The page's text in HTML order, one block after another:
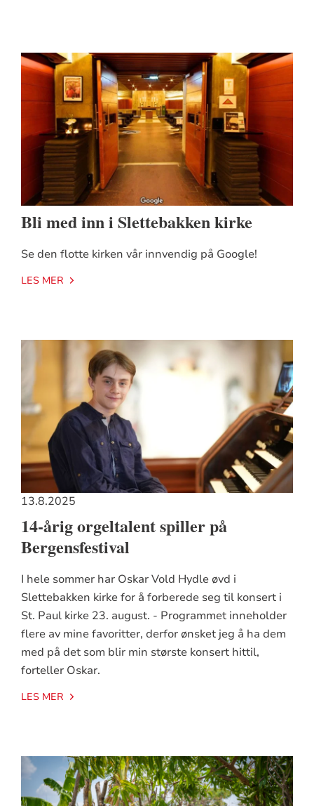
Bli med inn i Slettebakken kirke
Se den flotte kirken vår innvendig på Google!
LES MER
13.8.2025
14-årig orgeltalent spiller på
Bergensfestival
I hele sommer har Oskar Vold Hydle øvd i
Slettebakken kirke for å forberede seg til konsert i
St. Paul kirke 23. august. - Programmet inneholder
flere av mine favoritter, derfor ønsket jeg å ha dem
med på det som blir min største konsert hittil,
forteller Oskar.
LES MER